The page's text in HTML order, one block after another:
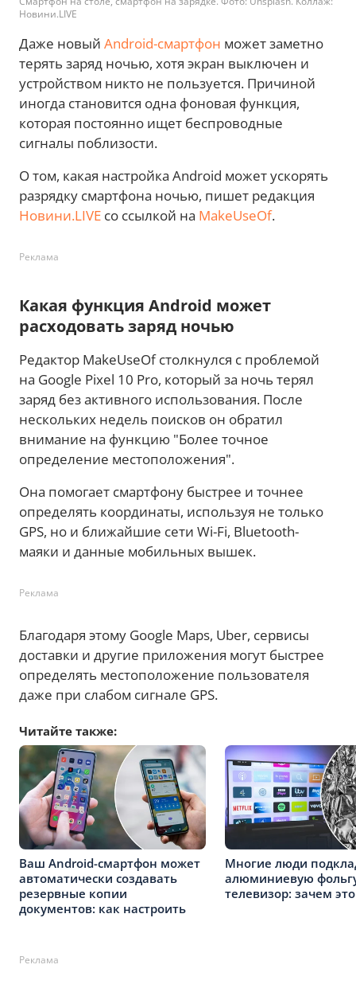
Новини.LIVE
Даже новый Android-смартфон может заметно
терять заряд ночью, хотя экран выключен и
устройством никто не пользуется. Причиной
иногда становится одна фоновая функция,
которая постоянно ищет беспроводные
сигналы поблизости.
О том, какая настройка Android может ускорять
разрядку смартфона ночью, пишет редакция
Новини.LIVE со ссылкой на MakeUseOf.
Реклама
Какая функция Android может
расходовать заряд ночью
Редактор MakeUseOf столкнулся с проблемой
на Google Pixel 10 Pro, который за ночь терял
заряд без активного использования. После
нескольких недель поисков он обратил
внимание на функцию "Более точное
определение местоположения".
Она помогает смартфону быстрее и точнее
определять координаты, используя не только
GPS, но и ближайшие сети Wi-Fi, Bluetooth-
маяки и данные мобильных вышек.
Реклама
Благодаря этому Google Maps, Uber, сервисы
доставки и другие приложения могут быстрее
определять местоположение пользователя
даже при слабом сигнале GPS.
Читайте также:
Ваш Android-смартфон может
автоматически создавать
резервные копии
документов: как настроить
Многие люди
алюминиевую
телевизор: зачем
Реклама